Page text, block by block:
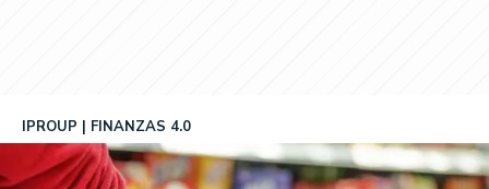
IPROUP FINANZAS 4.0